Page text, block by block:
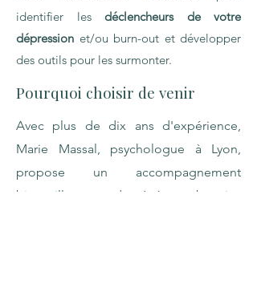
identifier les déclencheurs de votre
dépression et/ou burn-out et développer
des outils pour les surmonter.
Pourquoi choisir de venir
Avec plus de dix ans d'expérience,
Marie Massal, psychologue à Lyon,
propose un accompagnement
bienveillant et adapté à vos besoins